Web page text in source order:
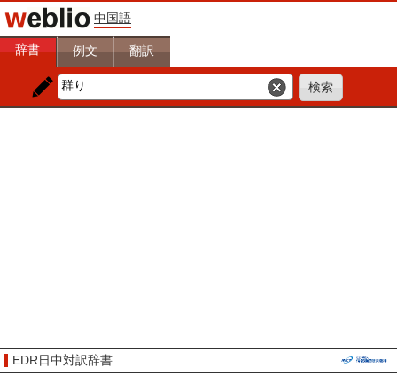
中国語
辞書 例文 翻訳
EDR日中対訳辞書